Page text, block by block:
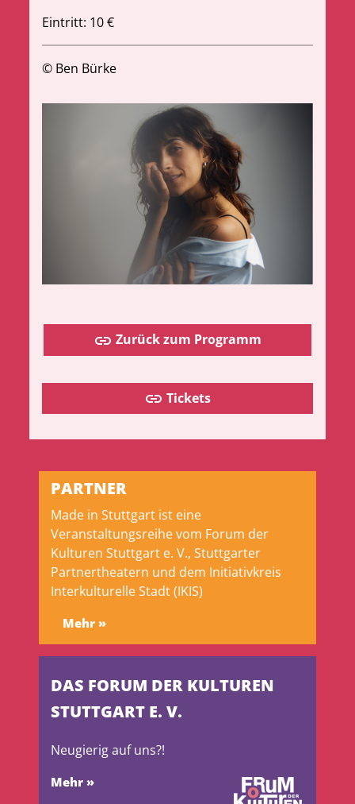
Eintritt: 10 €
© Ben Bürke
Zurück zum Programm
Tickets
PARTNER
Made in Stuttgart ist eine
Veranstaltungsreihe vom Forum der
Kulturen Stuttgart e. V., Stuttgarter
Partnertheatern und dem Initiativkreis
Interkulturelle Stadt (IKIS)
Mehr »
DAS FORUM DER KULTUREN
STUTTGART E. V.
Neugierig auf uns?!
Mehr »